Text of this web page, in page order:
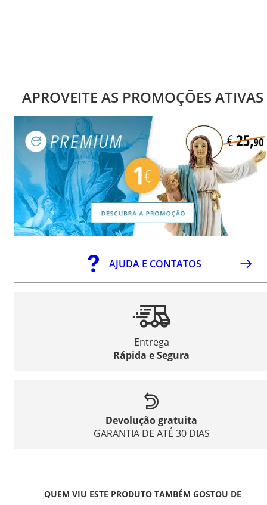
APROVEITE AS PROMOÇÕES ATIVAS
AJUDA E CONTATOS
Entrega
Rápida e Segura
Devolução gratuita
GARANTIA DE ATÉ 30 DIAS
QUEM VIU ESTE PRODUTO TAMBÉM GOSTOU DE